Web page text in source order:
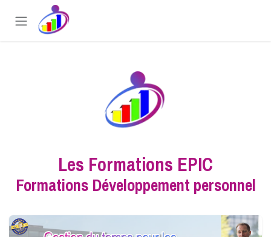
Se rendre au contenu
Les Formations EPIC
Formations Développement personnel